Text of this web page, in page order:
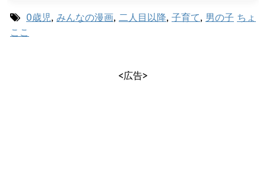
0歳児, みんなの漫画, 二人目以降, 子育て, 男の子 ちょ
ここ
<広告>